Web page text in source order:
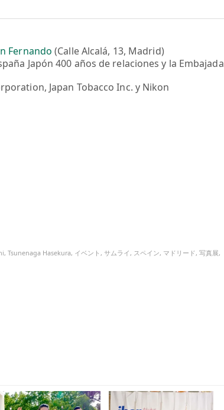
Fernando (Calle Alcalá, 13, Madrid)
Japón 400 años de relaciones y la Embajada
Japan Tobacco Inc. y Nikon
, Tsunenaga Hasekura, イベント , サムライ , スペイン, マドリード, 写真展,